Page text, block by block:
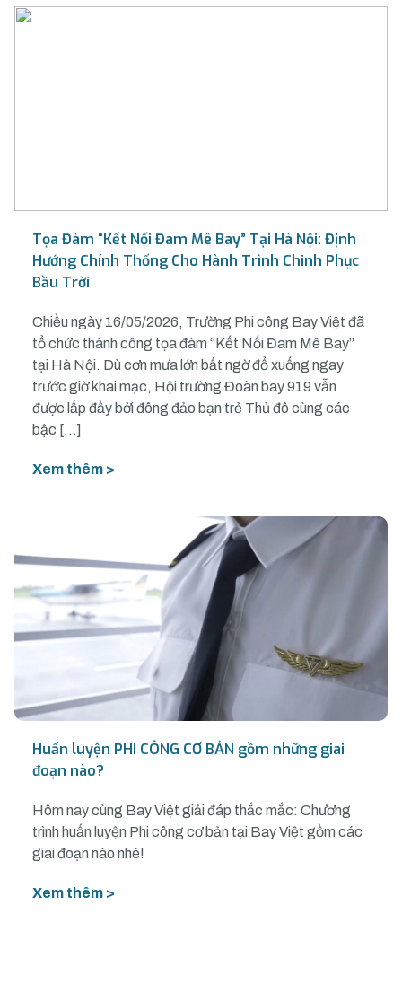
Tọa Đàm “Kết Nối Đam Mê Bay” Tại Hà Nội: Định
Hướng Chính Thống Cho Hành Trình Chinh Phục
Bầu Trời
Chiều ngày 16/05/2026, Trường Phi công Bay Việt đã
tổ chức thành công tọa đàm “Kết Nối Đam Mê Bay”
tại Hà Nội. Dù cơn mưa lớn bất ngờ đổ xuống ngay
trước giờ khai mạc, Hội trường Đoàn bay 919 vẫn
được lấp đầy bởi đông đảo bạn trẻ Thủ đô cùng các
bậc […]
Xem thêm >
Huấn luyện PHI CÔNG CƠ BẢN gồm những giai
đoạn nào?
Hôm nay cùng Bay Việt giải đáp thắc mắc: Chương
trình huấn luyện Phi công cơ bản tại Bay Việt gồm các
giai đoạn nào nhé!
Xem thêm >